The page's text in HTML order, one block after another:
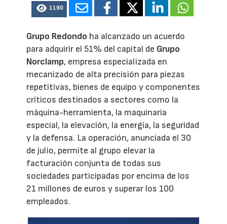
1190
Grupo Redondo ha alcanzado un acuerdo
para adquirir el 51% del capital de Grupo
Norclamp, empresa especializada en
mecanizado de alta precisión para piezas
repetitivas, bienes de equipo y componentes
críticos destinados a sectores como la
máquina-herramienta, la maquinaria
especial, la elevación, la energía, la seguridad
y la defensa. La operación, anunciada el 30
de julio, permite al grupo elevar la
facturación conjunta de todas sus
sociedades participadas por encima de los
21 millones de euros y superar los 100
empleados.